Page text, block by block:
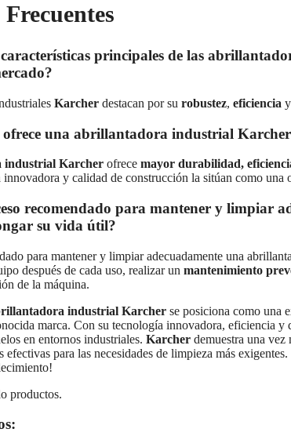
características principales de las
Karcher destacan por su robustez, eficiencia y
ofrece una abrillantadora industrial
industrial Karcher ofrece mayor durabilidad,
innovadora y calidad de construcción la sitúan como una
recomendado para mantener y limpiar
su vida útil?
para mantener y limpiar adecuadamente una
después de cada uso, realizar un mantenimiento
de la máquina.
industrial Karcher se posiciona como una
marca. Con su tecnología innovadora, eficiencia
en entornos industriales. Karcher demuestra una
efectivas para las necesidades de limpieza más
productos.